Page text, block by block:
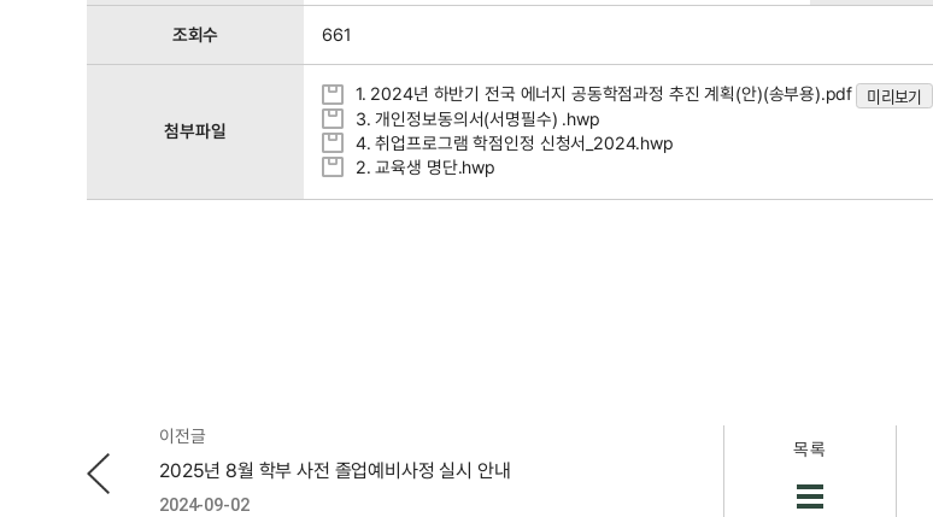
조회수 661
첨부파일
1. 2024년 하반기 전국 에너지 공동학점과정 추진 계획(안)(송부용).pdf 미리보기
3. 개인정보동의서(서명필수) .hwp
4. 취업프로그램 학점인정 신청서_2024.hwp
2. 교육생 명단.hwp
이전글
2025년 8월 학부 사전 졸업예비사정 실시 안내
2024-09-02
목록